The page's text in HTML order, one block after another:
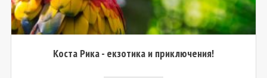
Коста Рика - екзотика и приключения!